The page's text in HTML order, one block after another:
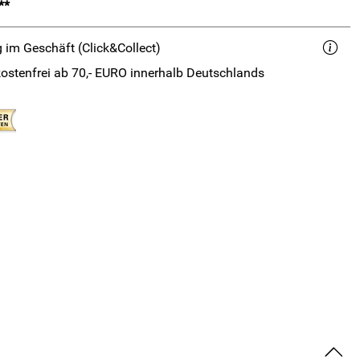
im Geschäft (Click&Collect)
ab 70,- EURO innerhalb Deutschlands